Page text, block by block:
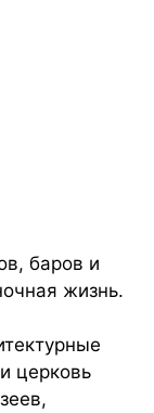
баров и
жизнь.
церковь